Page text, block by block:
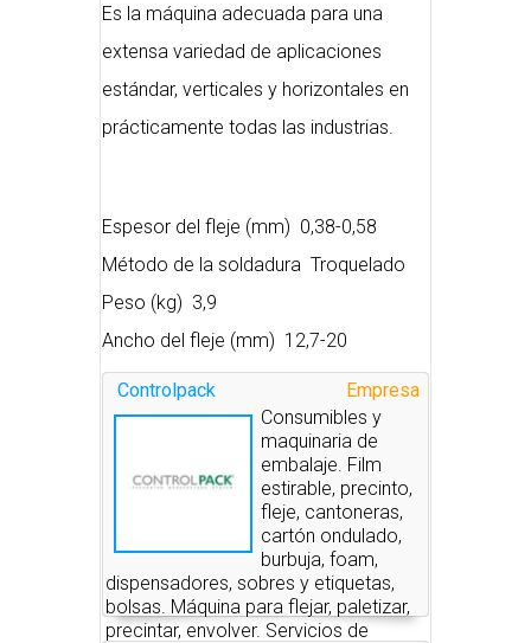
Es la máquina adecuada para una
extensa variedad de aplicaciones
estándar, verticales y horizontales en
prácticamente todas las industrias.
Espesor del fleje (mm) 0,38-0,58
Método de la soldadura Troquelado
Peso (kg) 3,9
Ancho del fleje (mm) 12,7-20
Empresa
Controlpack
Consumibles y
maquinaria de
embalaje. Film
estirable, precinto,
fleje, cantoneras,
cartón ondulado,
burbuja, foam,
dispensadores, sobres y etiquetas,
bolsas. Máquina para flejar, paletizar,
precintar, envolver. Servicios de